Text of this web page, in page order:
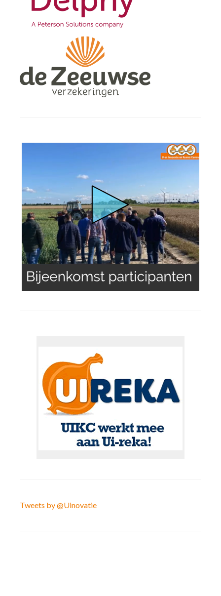
Tweets by @Uinovatie